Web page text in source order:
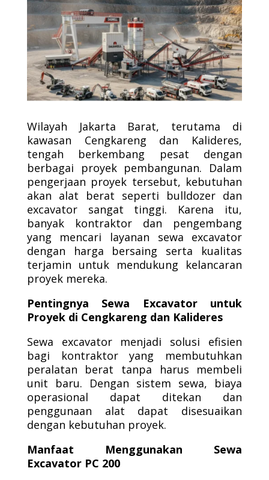
Wilayah Jakarta Barat, terutama di
kawasan Cengkareng dan Kalideres,
tengah berkembang pesat dengan
berbagai proyek pembangunan. Dalam
pengerjaan proyek tersebut, kebutuhan
akan alat berat seperti bulldozer dan
excavator sangat tinggi. Karena itu,
banyak kontraktor dan pengembang
yang mencari layanan sewa excavator
dengan harga bersaing serta kualitas
terjamin untuk mendukung kelancaran
proyek mereka.
Pentingnya Sewa Excavator untuk
Proyek di Cengkareng dan Kalideres
Sewa excavator menjadi solusi efisien
bagi kontraktor yang membutuhkan
peralatan berat tanpa harus membeli
unit baru. Dengan sistem sewa, biaya
operasional dapat ditekan dan
penggunaan alat dapat disesuaikan
dengan kebutuhan proyek.
Manfaat Menggunakan Sewa
Excavator PC 200